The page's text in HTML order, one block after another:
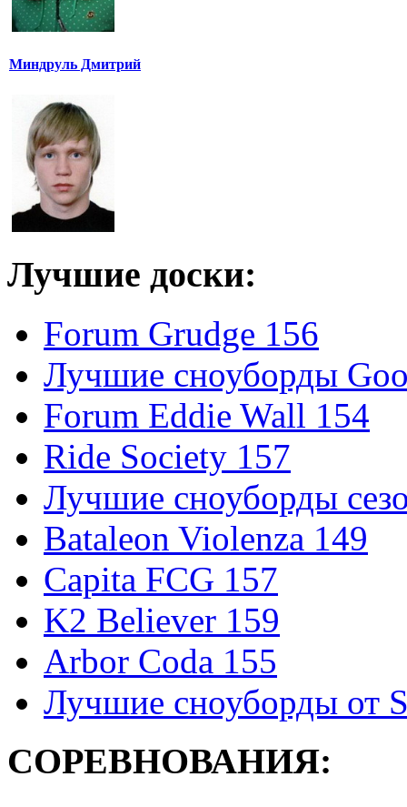
Миндруль Дмитрий
Лучшие доски:
Forum Grudge 156
Лучшие сноуборды
Forum Eddie Wall 154
Ride Society 157
Лучшие сноуборды
Bataleon Violenza 149
Capita FCG 157
K2 Believer 159
Arbor Coda 155
Лучшие сноуборды от
СОРЕВНОВАНИЯ: